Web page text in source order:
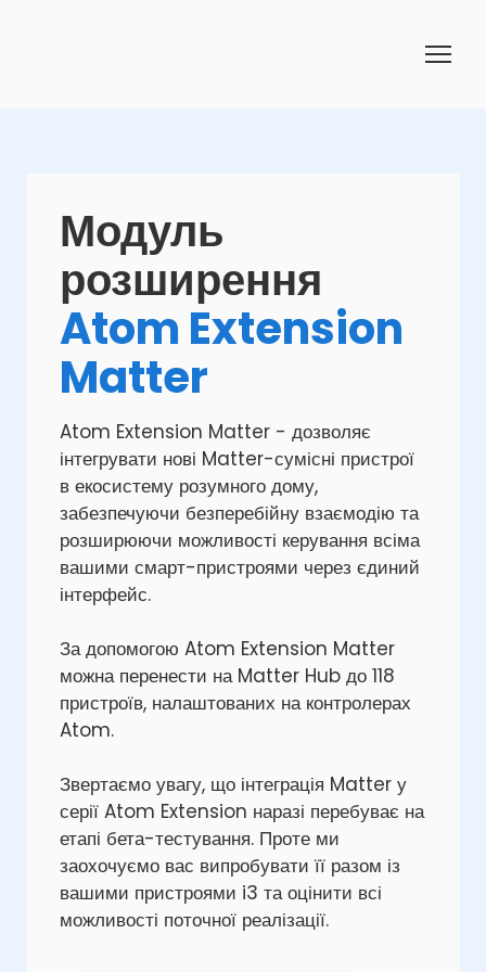
Модуль
розширення
Atom Extension
Matter
Atom Extension Matter - дозволяє
інтегрувати нові Matter-сумісні пристрої
в екосистему розумного дому,
забезпечуючи безперебійну взаємодію та
розширюючи можливості керування всіма
вашими смарт-пристроями через єдиний
інтерфейс.
За допомогою Atom Extension Matter
можна перенести на Matter Hub до 118
пристроїв, налаштованих на контролерах
Atom.
Звертаємо увагу, що інтеграція Matter у
серії Atom Extension наразі перебуває на
етапі бета-тестування. Проте ми
заохочуємо вас випробувати її разом із
вашими пристроями i3 та оцінити всі
можливості поточної реалізації.